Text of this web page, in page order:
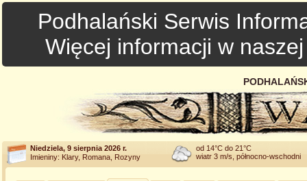
Podhalański Serwis
Więcej informacji w
Niedziela, 9 sierpnia 2026 r.
Imieniny: Klary, Romana, Rozyny
od 14°C do 21°C
wiatr 3 m/s, północno-wschodni